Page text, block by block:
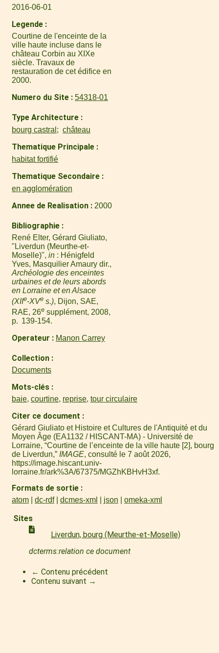
2016-06-01
Legende
Courtine de l'enceinte de la
ville haute incluse dans le
château Corbin au XIXe
siècle. Travaux de
restauration de cet édifice en
2000.
Numero du Site 54318-01
Type Architecture
bourg castral château
Thematique Principale
habitat fortifié
Thematique Secondaire
en agglomération
Annee de Realisation 2000
Bibliographie
René Elter, Gérard Giuliato,
"Liverdun (Meurthe-et-
Moselle)", in : Hénigfeld
Yves, Masquilier Amaury dir.,
Archéologie des enceintes
urbaines et de leurs abords
en Lorraine et en Alsace
(XIIe-XVe s.), Dijon, SAE,
RAE, 26e supplément, 2008,
p. 139-154.
Operateur Manon Carrey
Collection
Documents
Mots-clés
baie, courtine, reprise, tour circulaire
Citer ce document
Gérard Giuliato et Histoire et Cultures de l'Antiquité et du
Moyen Âge (EA1132 / HISCANT-MA) - Université de
Lorraine, “Courtine de l’enceinte de la ville haute [2], bourg
de Liverdun,” IMAGE, consulté le 7 août 2026,
https://image.hiscant.univ-
lorraine.fr/ark%3A/67375/MGZhKBHvH3xf.
Formats de sortie
atom dc-rdf dcmes-xml json omeka-xml
Sites
Liverdun, bourg (Meurthe-et-Moselle)
dcterms:relation ce document
← Contenu précédent
Contenu suivant →